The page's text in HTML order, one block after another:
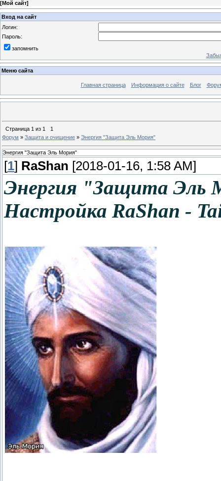
[Мой сайт]
Вход на сайт
Логин:
Пароль:
запомнить
Меню сайта
Главная страница Информация о сайте Блог
Страница 1 из 1
1
Форум » Защита и очищение » Энергия "Защита Эль Мория"
Энергия "Защита Эль Мория"
[1] RaShan [2018-01-16, 1:58 AM]
Энергия "Защита Эль
Настройка RaShan -